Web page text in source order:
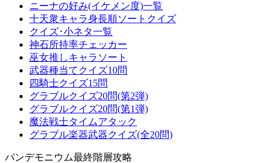
ニーナの好み(イケメン度)一覧
十天衆キャラ身長順ソートクイズ
クイズ･小ネタ一覧
神石所持率チェッカー
巫女推しキャラソート
武器種当てクイズ10問
四騎士クイズ15問
グラブルクイズ20問(第2弾)
グラブルクイズ20問(第1弾)
魔法戦士タイムアタック
グラブル楽器武器クイズ(全20問)
パンデモニウム最終階層攻略